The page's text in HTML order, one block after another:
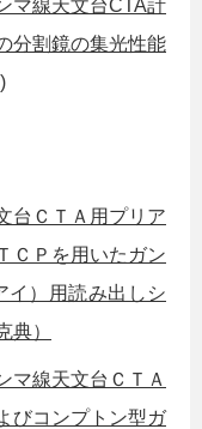
マ線天文台CTA計
分割鏡の集光性能
台ＣＴＡ用プリア
ＣＰを用いたガン
イ）用読み出しシ
）
マ線天文台ＣＴＡ
びコンプトン型ガ